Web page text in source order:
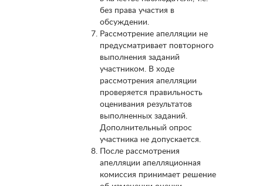
без права участия в
обсуждении.
Рассмотрение апелляции не
предусматривает повторного
выполнения заданий
участником. В ходе
рассмотрения апелляции
проверяется правильность
оценивания результатов
выполненных заданий.
Дополнительный опрос
участника не допускается.
После рассмотрения
апелляции апелляционная
комиссия принимает решение